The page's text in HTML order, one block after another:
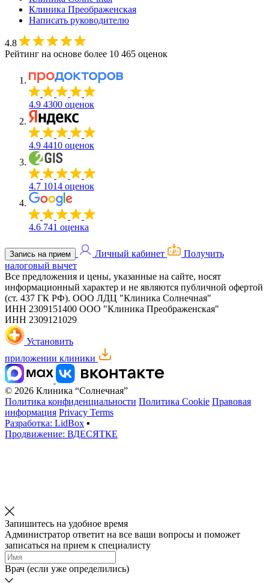
Клиника Преображенская
Написать руководителю
4.8
Рейтинг на основе более 10 465 оценок
4.9 4300 оценок
4.9 4410 оценок
4.7 1014 оценок
4.6 741 оценка
Запись на прием Личный кабинет
Получить
налоговый вычет
Все предложения и цены, указанные на сайте, носят
информационный характер и не являются публичной офертой
(ст. 437 ГК РФ). ООО ЛДЦ "Клиника Солнечная"
ИНН 2309151400 ООО "Клиника Преображенская"
ИНН 2309121029
Установить
приложении клиники
© 2026 Клиника “Солнечная”
Политика конфиденциальности Политика Cookie Правовая
информация Privacy Terms
Разработка: LidBox ▪
Продвижение: ВДЕСЯТКЕ
Запишитесь на удобное время
Администратор ответит на все ваши вопросы и поможет
записаться на прием к специалисту
Врач (если уже определились)